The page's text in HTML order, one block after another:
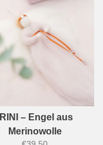
IRINI – Engel aus
Merinowolle